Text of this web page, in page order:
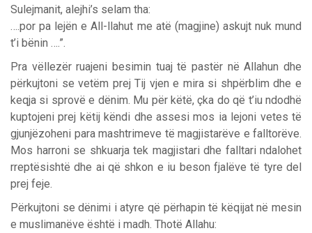
Sulejmanit, alejhi’s selam tha:
….por pa lejën e All-llahut me atë (magjine) askujt nuk mund
t’i bënin ….”.
Pra vëllezër ruajeni besimin tuaj të pastër në Allahun dhe
përkujtoni se vetëm prej Tij vjen e mira si shpërblim dhe e
keqja si sprovë e dënim. Mu për këtë, çka do që t’iu ndodhë
kuptojeni prej këtij këndi dhe assesi mos ia lejoni vetes të
gjunjëzoheni para mashtrimeve të magjistarëve e falltorëve.
Mos harroni se shkuarja tek magjistari dhe falltari ndalohet
rreptësishtë dhe ai që shkon e iu beson fjalëve të tyre del
prej feje.
Përkujtoni se dënimi i atyre që përhapin të këqijat në mesin
e muslimanëve është i madh. Thotë Allahu: